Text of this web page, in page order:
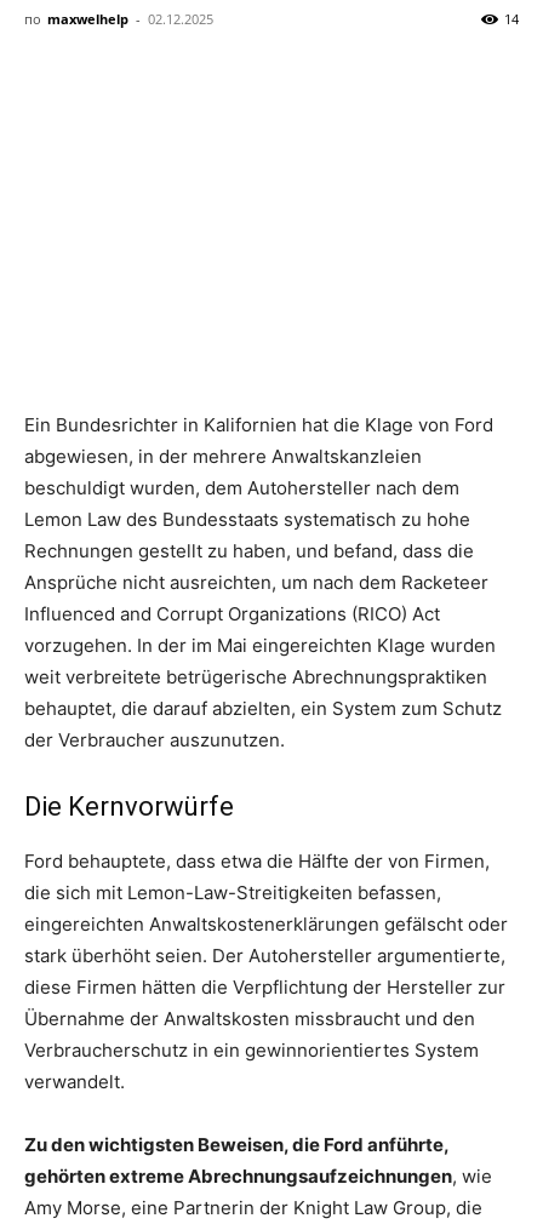
по maxwelhelp - 02.12.2025 14
Ein Bundesrichter in Kalifornien hat die Klage von Ford
abgewiesen, in der mehrere Anwaltskanzleien
beschuldigt wurden, dem Autohersteller nach dem
Lemon Law des Bundesstaats systematisch zu hohe
Rechnungen gestellt zu haben, und befand, dass die
Ansprüche nicht ausreichten, um nach dem Racketeer
Influenced and Corrupt Organizations (RICO) Act
vorzugehen. In der im Mai eingereichten Klage wurden
weit verbreitete betrügerische Abrechnungspraktiken
behauptet, die darauf abzielten, ein System zum Schutz
der Verbraucher auszunutzen.
Die Kernvorwürfe
Ford behauptete, dass etwa die Hälfte der von Firmen,
die sich mit Lemon-Law-Streitigkeiten befassen,
eingereichten Anwaltskostenerklärungen gefälscht oder
stark überhöht seien. Der Autohersteller argumentierte,
diese Firmen hätten die Verpflichtung der Hersteller zur
Übernahme der Anwaltskosten missbraucht und den
Verbraucherschutz in ein gewinnorientiertes System
verwandelt.
Zu den wichtigsten Beweisen, die Ford anführte,
gehörten extreme Abrechnungsaufzeichnungen, wie
Amy Morse, eine Partnerin der Knight Law Group, die